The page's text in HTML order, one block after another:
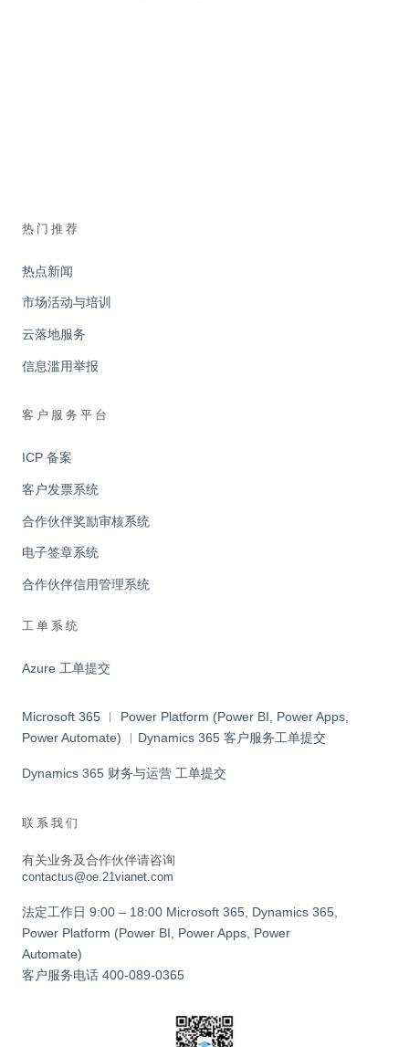
热门推荐
热点新闻
市场活动与培训
云落地服务
信息滥用举报
客户服务平台
ICP 备案
客户发票系统
合作伙伴奖励审核系统
电子签章系统
合作伙伴信用管理系统
工单系统
Azure 工单提交
Microsoft 365 ︱ Power Platform (Power BI, Power Apps,
Power Automate) ︱Dynamics 365 客户服务工单提交
Dynamics 365 财务与运营 工单提交
联系我们
有关业务及合作伙伴请咨询
contactus@oe.21vianet.com
法定工作日 9:00 – 18:00 Microsoft 365, Dynamics 365,
Power Platform (Power BI, Power Apps, Power
Automate)
客户服务电话 400-089-0365